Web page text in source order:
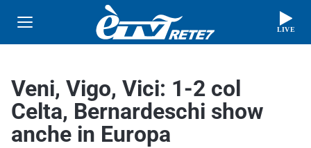
LIVE
Veni, Vigo, Vici: 1-2 col
Celta, Bernardeschi show
anche in Europa